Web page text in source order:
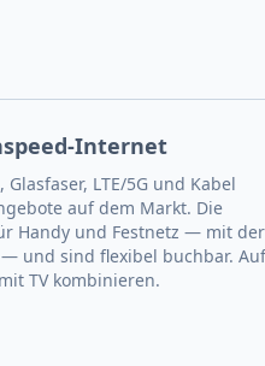
Internet
LTE/5G und Kabel
auf dem Markt. Die
Handy und Festnetz — mit der
und sind flexibel buchbar.
TV kombinieren.